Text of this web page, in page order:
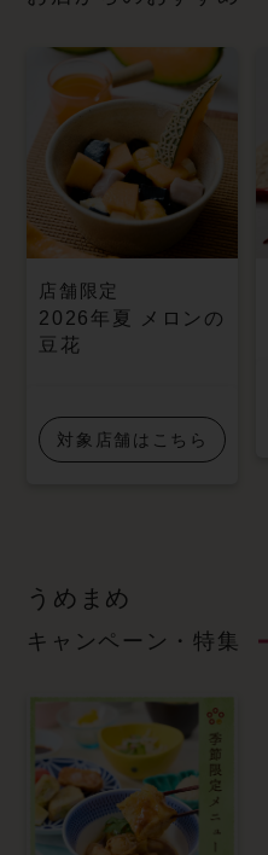
店舗限定
2026年夏 メロンの
豆花
対象店舗はこちら
うめまめ
キャンペーン・特集